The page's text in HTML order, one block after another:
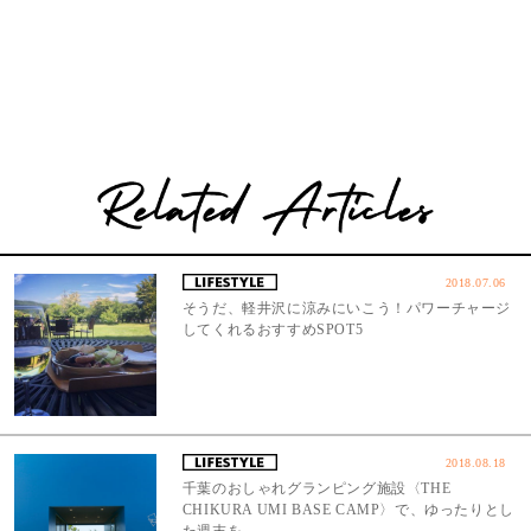
2018.07.06
そうだ、軽井沢に涼みにいこう！パワーチャージ
してくれるおすすめSPOT5
2018.08.18
千葉のおしゃれグランピング施設〈THE
CHIKURA UMI BASE CAMP〉で、ゆったりとし